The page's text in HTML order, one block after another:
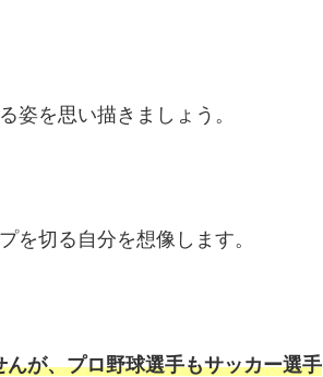
姿を思い描きましょう。
を切る自分を想像します。
が、プロ野球選手もサッカー選手